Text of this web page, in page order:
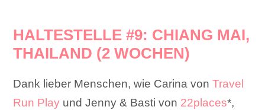
HALTESTELLE #9: CHIANG MAI,
THAILAND (2 WOCHEN)
Dank lieber Menschen, wie Carina vonTravel
Run Play und Jenny & Basti von 22places*,